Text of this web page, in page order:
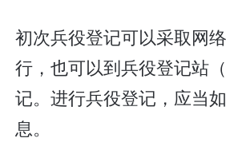
初次兵役登记可以采取网
行，也可以到兵役登记站
记。进行兵役登记，应当
息。